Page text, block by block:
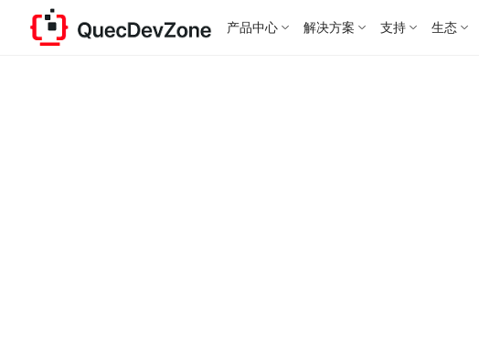
产品中心 解决方案 支持 生态